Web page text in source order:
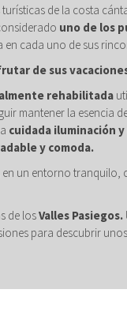
de la costa
uno de los
cada uno de sus
de sus
rehabilitada
mantener la esencia
cuidada iluminación
y comoda.
en un entorno tranquilo,
de losValles Pasiegos.
para descubrir